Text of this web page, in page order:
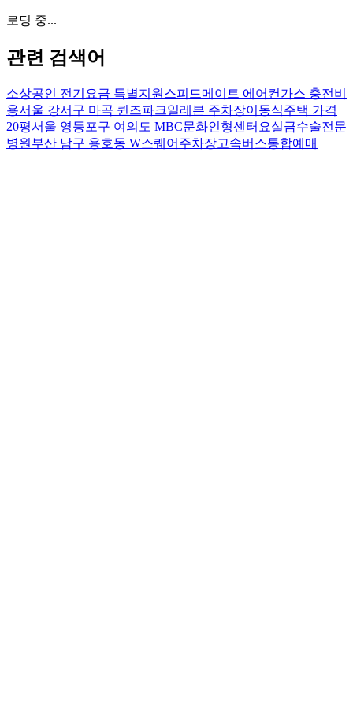
로딩 중...
관련 검색어
소상공인 전기요금 특별지원 스피드메이트 에어컨가스 충전비
용서울 강서구 마곡 퀸즈파크일레븐 주차장이동식주택 가격
20평서울 영등포구 여의도 MBC문화인형센터 요실금수술전문
병원 부산 남구 용호동 W스퀘어주차장고속버스통합예매